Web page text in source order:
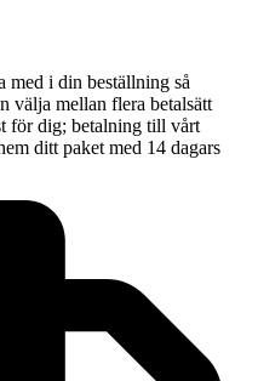
i din beställning så
välja mellan flera betalsätt
för dig; betalning till vårt
ditt paket med 14 dagars